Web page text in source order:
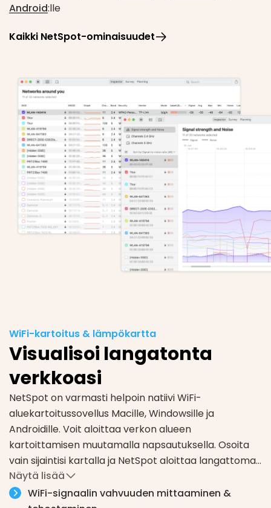
Android:lle
Kaikki NetSpot-ominaisuudet
WiFi-kartoitus & lämpökartta
Visualisoi langatonta
verkkoasi
NetSpot on varmasti helpoin natiivi WiFi-
aluekartoitussovellus Macille, Windowsille ja
Androidille. Voit aloittaa verkon alueen
kartoittamisen muutamalla napsautuksella. Osoita
vain sijaintisi kartalla ja NetSpot aloittaa langattoman
signaalin mittaamisen.
Liiku määrätyllä alueella ja tee mittauksia jokaisessa
analysoitavassa paikassa. Siinä kaikki!
Näytä lisää
WiFi-signaalin vahvuuden mittaaminen &